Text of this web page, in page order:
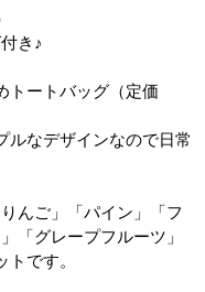
き♪
トートバッグ（定価
ルなデザインなので日常
んご」「パイン」「フ
「グレープフルーツ」
です。